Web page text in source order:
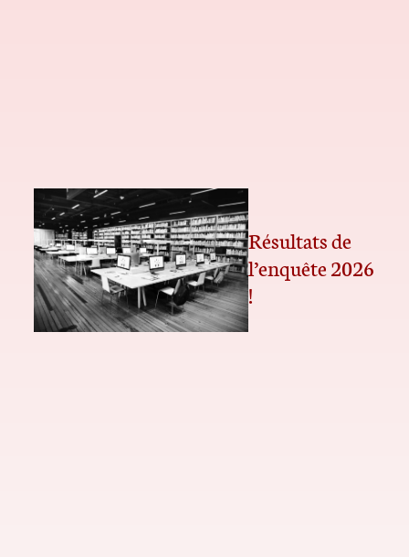
Résultats de
l’enquête 2026
!